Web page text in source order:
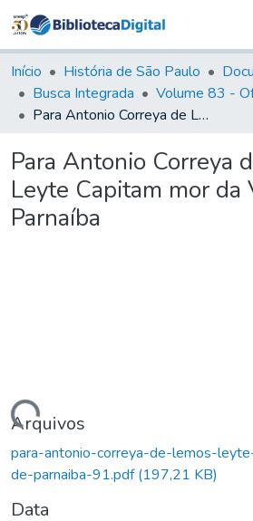
&
Coleções
Tudo na
Biblioteca
Estatísticas
Início História de São Paulo
Busca Integrada
Para Antonio Correya de Lemos Leyte Capitam mor da Villa da Parnaíba
Para Antonio Correya
Leyte Capitam mor da
Parnaíba
Carregando...
Arquivos
para-antonio-correya-de-lemos-
de-parnaiba-91.pdf(197,21 KB)
Data